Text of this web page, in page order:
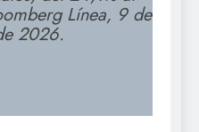
Línea, 9 de
2026.